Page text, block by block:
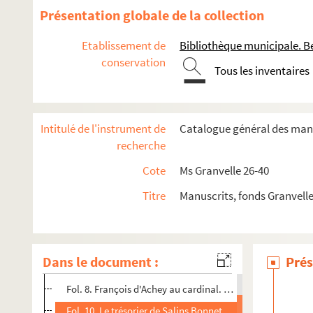
Présentation globale de la collection
Etablissement de
conservation
Bibliothèque municipale.
Tous les inventaires
Intitulé de l'instrument de
recherche
Catalogue général des
Cote
Ms Granvelle 26-40
Titre
Manuscrits, fonds Granvelle
Dans le document :
Ms Granvelle 27. « Mémoires de ce qui s'est passé sous
Ms Granvelle 28. « Mémoires de ce qui s'est passé sous
Ms Granvelle 30. « Mémoires de ce qui s'est passé sous le
Fol. 1-6. M. de Chavirey au cardinal. Besançon, 3 et 4
Fol. 8. François d'Achey au cardinal. Besançon, 5 janvier